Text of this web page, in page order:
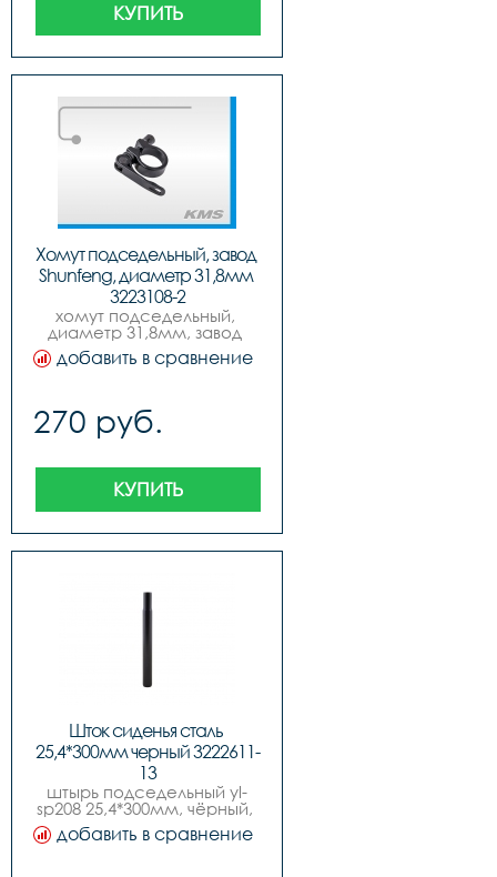
КУПИТЬ
Хомут подседельный, завод
Shunfeng, диаметр 31,8мм
3223108-2
хомут подседельный,
диаметр 31,8мм, завод
добавить в сравнение
270 руб.
КУПИТЬ
Шток сиденья сталь
25,4*300мм черный 3222611-
13
штырь подседельный yl-
sp208 25,4*300мм, чёрный,
добавить в сравнение